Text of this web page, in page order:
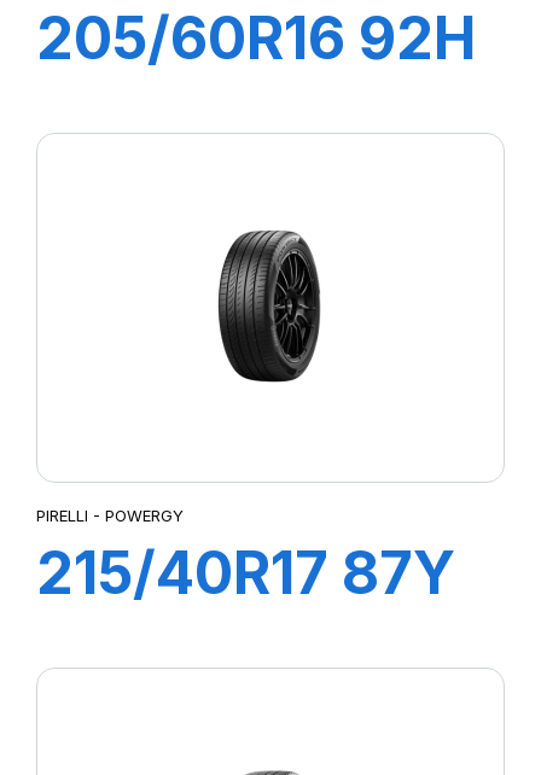
205/60R16 92H
PIRELLI - POWERGY
215/40R17 87Y